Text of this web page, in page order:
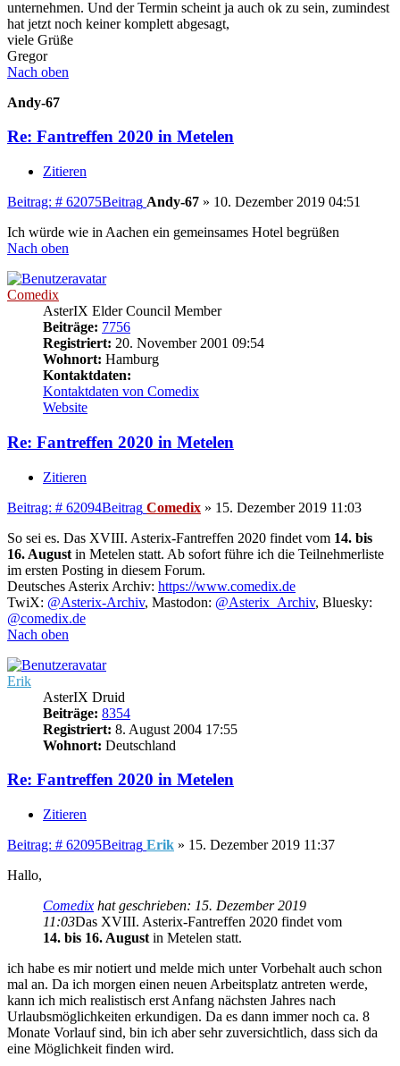
unternehmen. Und der Termin scheint ja auch ok zu sein, zumindest
hat jetzt noch keiner komplett abgesagt,
viele Grüße
Gregor
Nach oben
Andy-67
Re: Fantreffen 2020 in Metelen
Zitieren
Beitrag: # 62075Beitrag Andy-67 » 10. Dezember 2019 04:51
Ich würde wie in Aachen ein gemeinsames Hotel begrüßen
Nach oben
Comedix
AsterIX Elder Council Member
Beiträge: 7756
Registriert: 20. November 2001 09:54
Wohnort: Hamburg
Kontaktdaten:
Kontaktdaten von Comedix
Website
Re: Fantreffen 2020 in Metelen
Zitieren
Beitrag: # 62094Beitrag Comedix » 15. Dezember 2019 11:03
So sei es. Das XVIII. Asterix-Fantreffen 2020 findet vom 14. bis
16. August in Metelen statt. Ab sofort führe ich die Teilnehmerliste
im ersten Posting in diesem Forum.
Deutsches Asterix Archiv: https://www.comedix.de
TwiX: @Asterix-Archiv, Mastodon: @Asterix_Archiv, Bluesky:
@comedix.de
Nach oben
Erik
AsterIX Druid
Beiträge: 8354
Registriert: 8. August 2004 17:55
Wohnort: Deutschland
Re: Fantreffen 2020 in Metelen
Zitieren
Beitrag: # 62095Beitrag Erik » 15. Dezember 2019 11:37
Hallo,
Comedix hat geschrieben: 15. Dezember 2019
11:03Das XVIII. Asterix-Fantreffen 2020 findet vom
14. bis 16. August in Metelen statt.
ich habe es mir notiert und melde mich unter Vorbehalt auch schon
mal an. Da ich morgen einen neuen Arbeitsplatz antreten werde,
kann ich mich realistisch erst Anfang nächsten Jahres nach
Urlaubsmöglichkeiten erkundigen. Da es dann immer noch ca. 8
Monate Vorlauf sind, bin ich aber sehr zuversichtlich, dass sich da
eine Möglichkeit finden wird.